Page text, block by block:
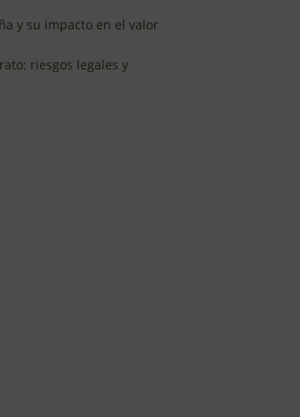
y su impacto en el valor
riesgos legales y